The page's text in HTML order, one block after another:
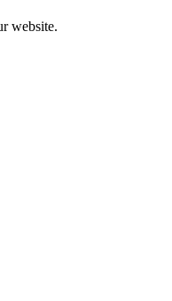
website.